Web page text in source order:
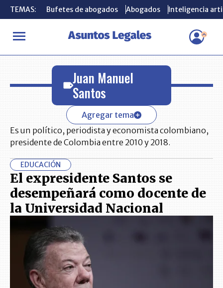
TEMAS: Bufetes de abogados Abogados Inteligencia
INICIO Juan Manuel Santos
TEMAS: Bufetes de abogados Abogados Inteligencia
Juan Manuel
Santos
Agregar tema
Es un político, periodista y economista colombiano,
presidente de Colombia entre 2010 y 2018.
EDUCACIÓN
El expresidente Santos se
desempeñará como docente de
la Universidad Nacional